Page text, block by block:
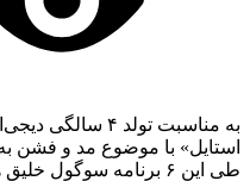
به مناسبت تولد
طی این ۶ برنامه